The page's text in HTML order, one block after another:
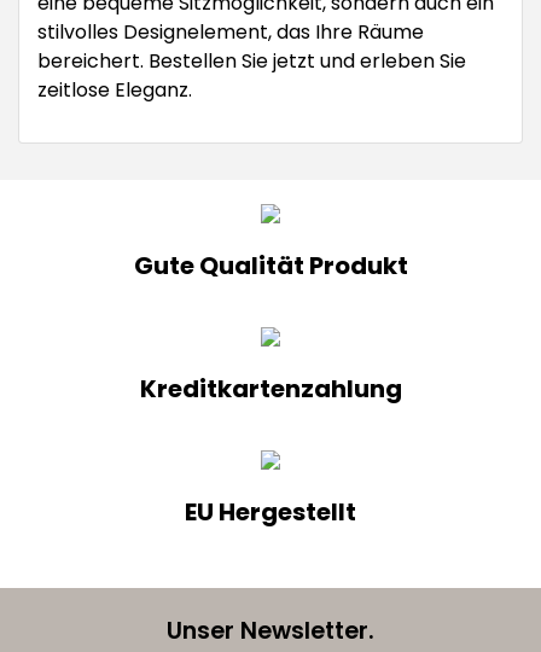
stilvolles Designelement, das Ihre Räume
bereichert. Bestellen Sie jetzt und erleben Sie
zeitlose Eleganz.
Gute Qualität Produkt
Kreditkartenzahlung
EU Hergestellt
Unser Newsletter.